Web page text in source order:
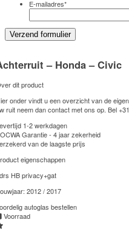
E-mailadres*
– Honda – Civic
dit product
onder vindt u een overzicht van de
ruit neem dan contact met ons op. Bel
1-2 werkdagen
Garantie - 4 jaar zekerheid
van de laagste prijs
eigenschappen
HB privacy+gat
2012 / 2017
autoglas bestellen
Voorraad